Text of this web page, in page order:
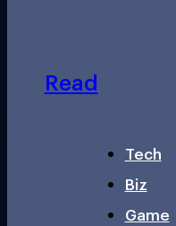
Read
Tech
Biz
Game